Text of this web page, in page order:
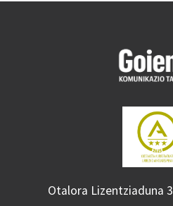
Otalora Lizentziaduna